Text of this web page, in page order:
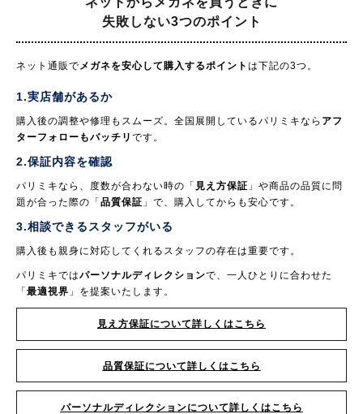
失敗しない3つのポイント
ネット通販でメガネを安心して購入するポイント は下記の3つ。
1.実店舗があるか
購入後の調整や修理もスムーズ。全国展開しているパリミキなら アフ
ターフォローもバッチリ です。
2.保証内容を確認
パリミキなら、度数が合わない時の「 見え方保証 」や商品の品質に問
題が合った際の「品質保証 」で、購入してからも安心です。
3.相談できるスタッフがいる
購入後も親身に対応してくれるスタッフの存在は重要です。
パリミキではパーソナルディレクションで、一人ひとりに合わせた
「最適視界 」を提案いたします。
見え方保証について詳しくはこちら
品質保証について詳しくはこちら
パーソナルディレクションについて詳しくはこちら